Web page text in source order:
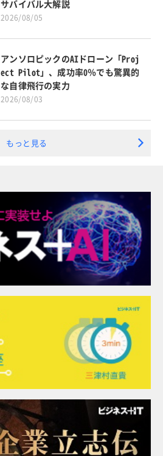
サバイバル大解説
2026/08/05
アンソロピックのAIドローン「Proj
ect Pilot」、成功率0％でも驚異的
な自律飛行の実力
2026/08/03
もっと見る